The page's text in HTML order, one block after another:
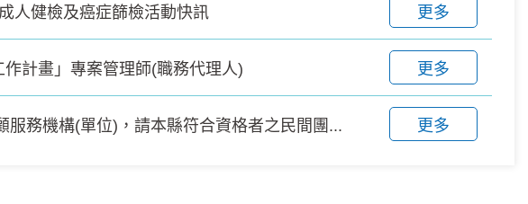
人健檢及癌症篩檢活動快訊 更多
計畫」專案管理師(職務代理人) 更多
服務機構(單位)，請本縣符合資格者之民間團... 更多